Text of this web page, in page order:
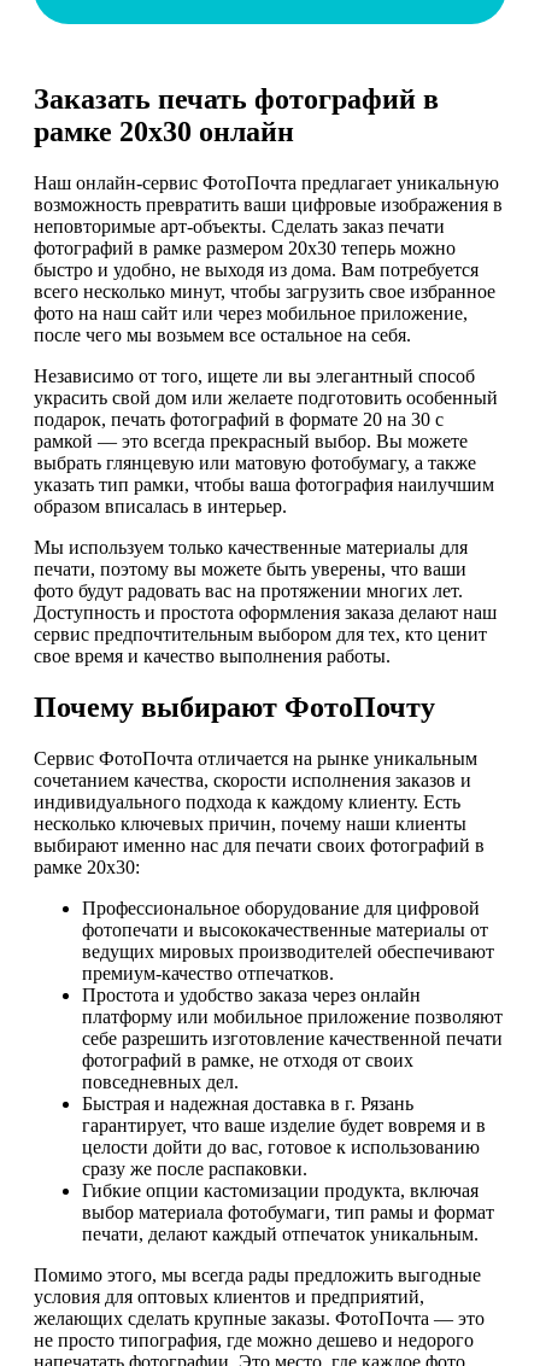
Заказать печать фотографий в
рамке 20х30 онлайн
Наш онлайн-сервис ФотоПочта предлагает уникальную
возможность превратить ваши цифровые изображения в
неповторимые арт-объекты. Сделать заказ печати
фотографий в рамке размером 20х30 теперь можно
быстро и удобно, не выходя из дома. Вам потребуется
всего несколько минут, чтобы загрузить свое избранное
фото на наш сайт или через мобильное приложение,
после чего мы возьмем все остальное на себя.
Независимо от того, ищете ли вы элегантный способ
украсить свой дом или желаете подготовить особенный
подарок, печать фотографий в формате 20 на 30 с
рамкой — это всегда прекрасный выбор. Вы можете
выбрать глянцевую или матовую фотобумагу, а также
указать тип рамки, чтобы ваша фотография наилучшим
образом вписалась в интерьер.
Мы используем только качественные материалы для
печати, поэтому вы можете быть уверены, что ваши
фото будут радовать вас на протяжении многих лет.
Доступность и простота оформления заказа делают наш
сервис предпочтительным выбором для тех, кто ценит
свое время и качество выполнения работы.
Почему выбирают ФотоПочту
Сервис ФотоПочта отличается на рынке уникальным
сочетанием качества, скорости исполнения заказов и
индивидуального подхода к каждому клиенту. Есть
несколько ключевых причин, почему наши клиенты
выбирают именно нас для печати своих фотографий в
рамке 20х30:
Профессиональное оборудование для цифровой
фотопечати и высококачественные материалы от
ведущих мировых производителей обеспечивают
премиум-качество отпечатков.
Простота и удобство заказа через онлайн
платформу или мобильное приложение позволяют
себе разрешить изготовление качественной печати
фотографий в рамке, не отходя от своих
повседневных дел.
Быстрая и надежная доставка в г. Рязань
гарантирует, что ваше изделие будет вовремя и в
целости дойти до вас, готовое к использованию
сразу же после распаковки.
Гибкие опции кастомизации продукта, включая
выбор материала фотобумаги, тип рамы и формат
печати, делают каждый отпечаток уникальным.
Помимо этого, мы всегда рады предложить выгодные
условия для оптовых клиентов и предприятий,
желающих сделать крупные заказы. ФотоПочта — это
не просто типография, где можно дешево и недорого